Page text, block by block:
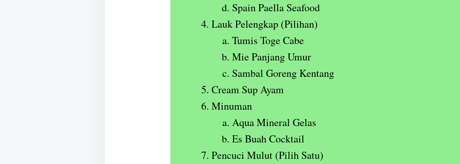
Spain Paella Seafood
Lauk Pelengkap (Pilihan)
Tumis Toge Cabe
Mie Panjang Umur
Sambal Goreng Kentang
Cream Sup Ayam
Minuman
Aqua Mineral Gelas
Es Buah Cocktail
Pencuci Mulut (Pilih Satu)